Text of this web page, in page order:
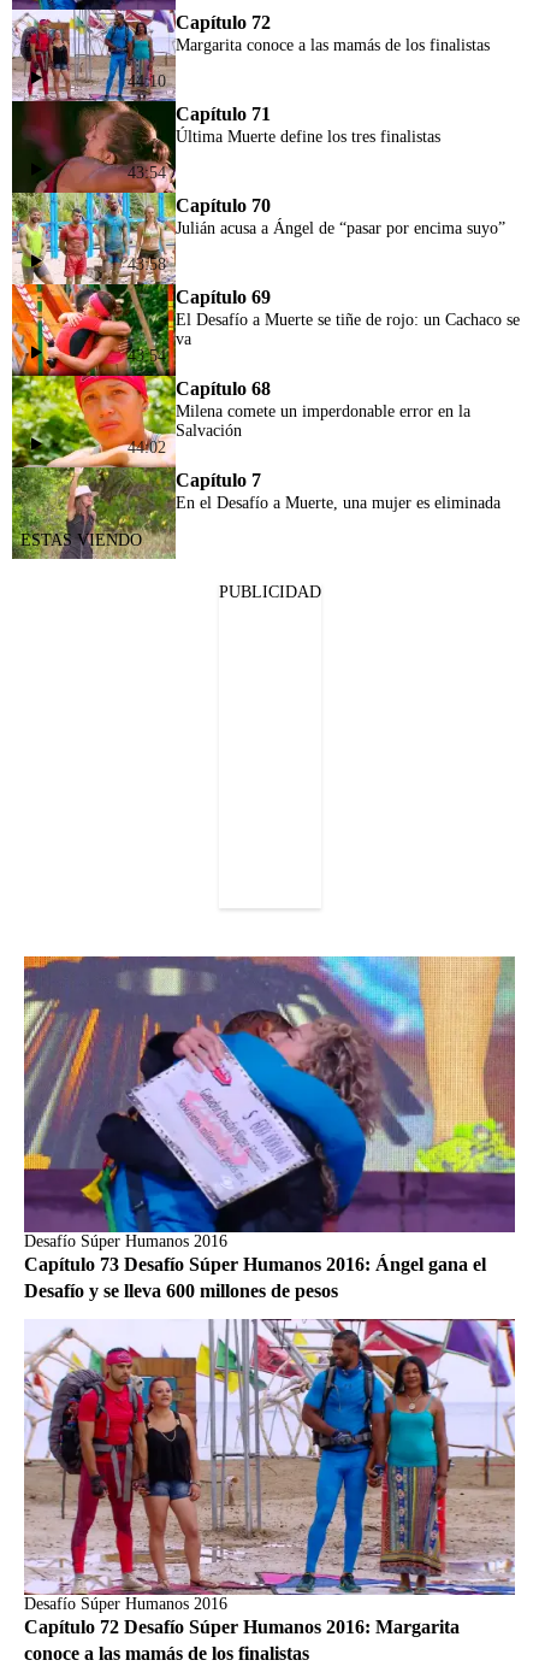
44:10
Capítulo 72
Margarita conoce a las mamás de los finalistas
43:54
Capítulo 71
Última Muerte define los tres finalistas
43:58
Capítulo 70
Julián acusa a Ángel de “pasar por encima suyo”
43:54
Capítulo 69
El Desafío a Muerte se tiñe de rojo: un Cachaco se
va
44:02
Capítulo 68
Milena comete un imperdonable error en la
Salvación
Capítulo 7
En el Desafío a Muerte, una mujer es eliminada
PUBLICIDAD
Desafío Súper Humanos 2016
Capítulo 73 Desafío Súper Humanos 2016: Ángel gana el
Desafío y se lleva 600 millones de pesos
Desafío Súper Humanos 2016
Capítulo 72 Desafío Súper Humanos 2016: Margarita
conoce a las mamás de los finalistas